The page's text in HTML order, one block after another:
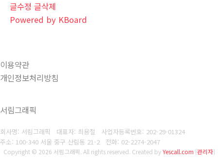
글수정 글삭제
Powered by KBoard
이용약관
개인정보처리방침
서림그래픽
회사명: 서림그래픽 대표자: 최용철 사업자등록번호: 202-29-01324
주소: 100-340 서울 중구 산림동 21-2 전화: 02-2274-2047
Copyright © 2026 서림그래픽. All rights reserved. Created byYescall.com [관리자]